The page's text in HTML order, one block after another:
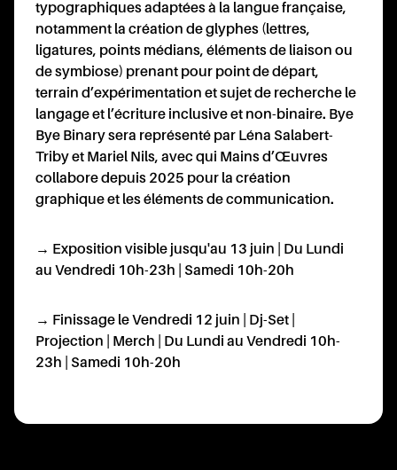
typographiques adaptées à la langue française,
notamment la création de glyphes (lettres,
ligatures, points médians, éléments de liaison ou
de symbiose) prenant pour point de départ,
terrain d’expérimentation et sujet de recherche le
langage et l’écriture inclusive et non-binaire. Bye
Bye Binary sera représenté par Léna Salabert-
Triby et Mariel Nils, avec qui Mains d’Œuvres
collabore depuis 2025 pour la création
graphique et les éléments de communication.
→ Exposition visible jusqu'au 13 juin | Du Lundi
au Vendredi 10h-23h | Samedi 10h-20h
→ Finissage le Vendredi 12 juin | Dj-Set |
Projection | Merch | Du Lundi au Vendredi 10h-
23h | Samedi 10h-20h